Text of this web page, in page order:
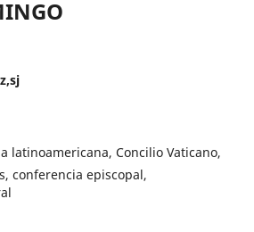
latinoamericana, Concilio Vaticano,
conferencia episcopal,